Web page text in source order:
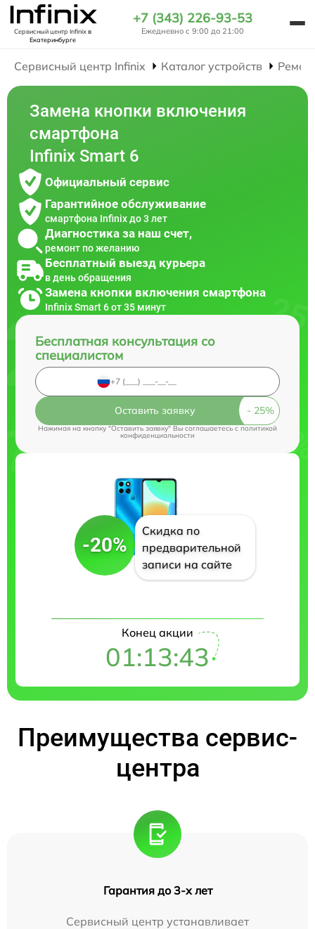
Сервисный центр Infinixв
Екатеринбурге
+7 (343) 226-93-53
Ежедневно с 9:00 до 21:00
Сервисный центр Infinix Каталог устройств
Замена кнопки включения
смартфона
Infinix Smart 6
Официальный сервис
Гарантийное обслуживание
смартфона Infinix до 3 лет
Диагностика за наш счет,
ремонт по желанию
Бесплатный выезд курьера
в день обращения
Замена кнопки включения смартфона
Infinix Smart 6 от 35 минут
Бесплатная консультация со
специалистом
Оставить заявку
Нажимая на кнопку "Оставить заявку" Вы соглашаетесь cполитикой
конфиденциальности
-20%
Скидка по
предварительной
записи на сайте
Конец акции
01:13:42
Преимущества сервис-
центра
Гарантия до 3-х лет
Сервисный центр устанавливает